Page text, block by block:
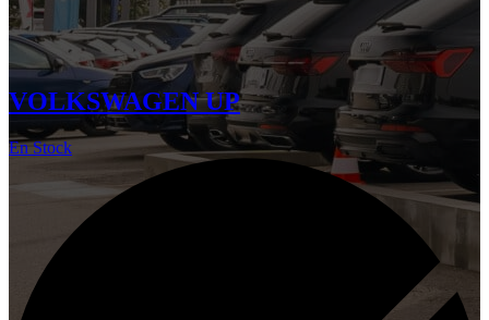
VOLKSWAGEN UP
En Stock